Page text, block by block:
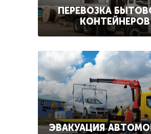
ПЕРЕВОЗКА
КОНТЕЙНЕРОВ
ЭВАКУАЦИЯ